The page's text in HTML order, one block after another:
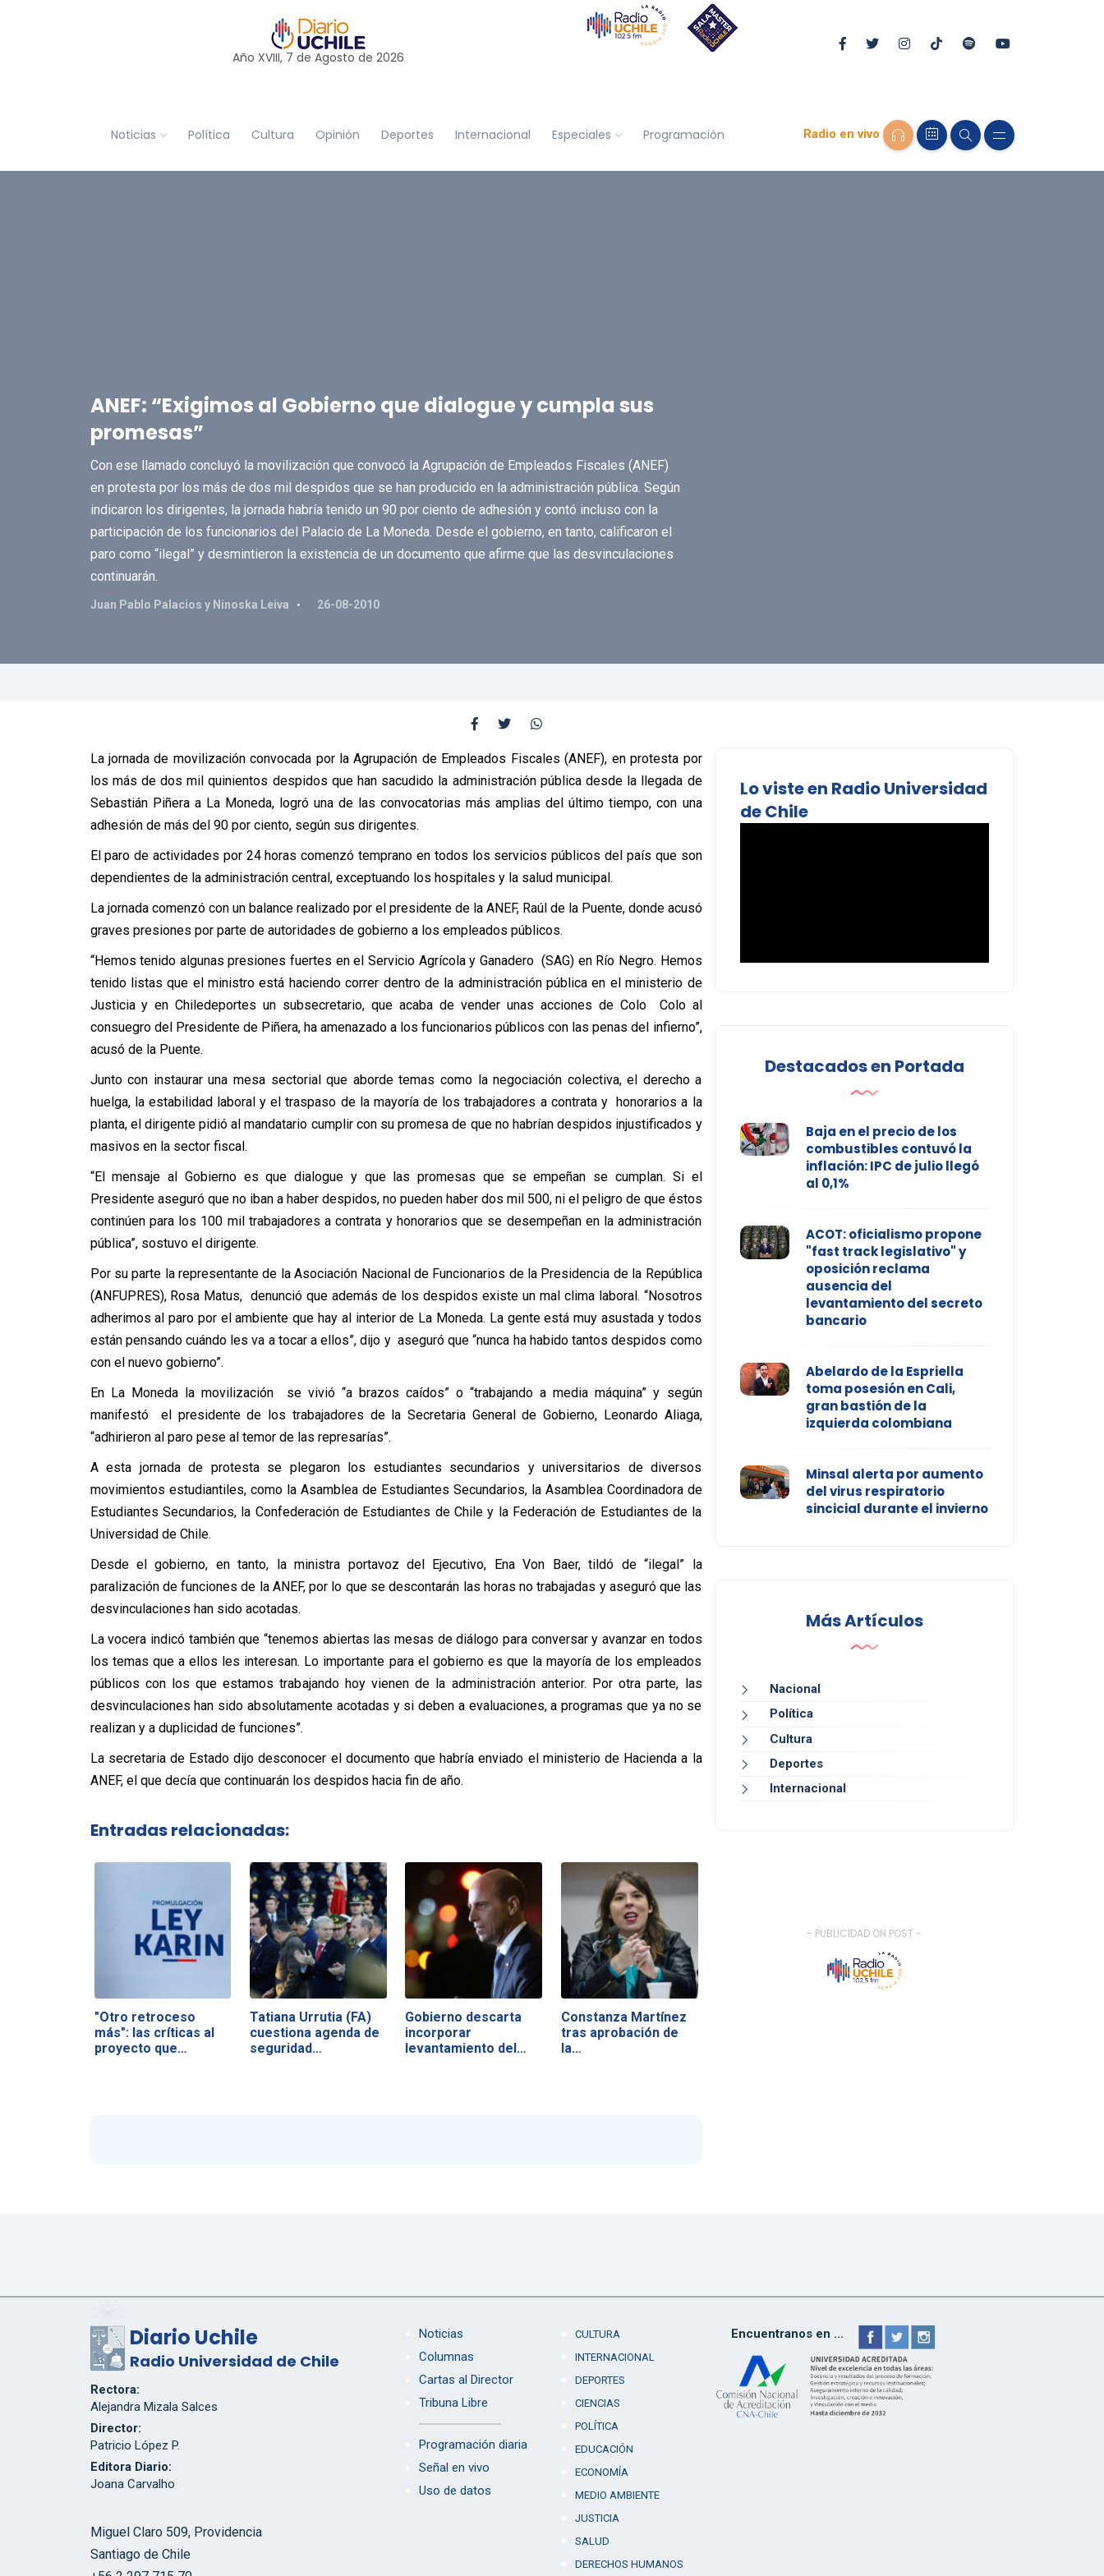
Año XVIII, 7 de Agosto de 2026
Noticias Política Cultura Opinión Deportes Internacional Especiales Programación Radio en vivo
ANEF: “Exigimos al Gobierno que dialogue y cumpla sus
promesas”
Con ese llamado concluyó la movilización que convocó la Agrupación de Empleados Fiscales (ANEF)
en protesta por los más de dos mil despidos que se han producido en la administración pública. Según
indicaron los dirigentes, la jornada habría tenido un 90 por ciento de adhesión y contó incluso con la
participación de los funcionarios del Palacio de La Moneda. Desde el gobierno, en tanto, calificaron el
paro como “ilegal” y desmintieron la existencia de un documento que afirme que las desvinculaciones
continuarán.
Juan Pablo Palacios y Ninoska Leiva 26-08-2010
La jornada de movilización convocada por la Agrupación de Empleados Fiscales (ANEF), en protesta por
los más de dos mil quinientos despidos que han sacudido la administración pública desde la llegada de
Sebastián Piñera a La Moneda, logró una de las convocatorias más amplias del último tiempo, con una
adhesión de más del 90 por ciento, según sus dirigentes.
El paro de actividades por 24 horas comenzó temprano en todos los servicios públicos del país que son
dependientes de la administración central, exceptuando los hospitales y la salud municipal.
La jornada comenzó con un balance realizado por el presidente de la ANEF, Raúl de la Puente, donde acusó
graves presiones por parte de autoridades de gobierno a los empleados públicos.
“Hemos tenido algunas presiones fuertes en el Servicio Agrícola y Ganadero (SAG) en Río Negro. Hemos
tenido listas que el ministro está haciendo correr dentro de la administración pública en el ministerio de
Justicia y en Chiledeportes un subsecretario, que acaba de vender unas acciones de Colo Colo al
consuegro del Presidente de Piñera, ha amenazado a los funcionarios públicos con las penas del infierno”,
acusó de la Puente.
Junto con instaurar una mesa sectorial que aborde temas como la negociación colectiva, el derecho a
huelga, la estabilidad laboral y el traspaso de la mayoría de los trabajadores a contrata y honorarios a la
planta, el dirigente pidió al mandatario cumplir con su promesa de que no habrían despidos injustificados y
masivos en la sector fiscal.
“El mensaje al Gobierno es que dialogue y que las promesas que se empeñan se cumplan. Si el
Presidente aseguró que no iban a haber despidos, no pueden haber dos mil 500, ni el peligro de que éstos
continúen para los 100 mil trabajadores a contrata y honorarios que se desempeñan en la administración
pública”, sostuvo el dirigente.
Por su parte la representante de la Asociación Nacional de Funcionarios de la Presidencia de la República
(ANFUPRES), Rosa Matus, denunció que además de los despidos existe un mal clima laboral. “Nosotros
adherimos al paro por el ambiente que hay al interior de La Moneda. La gente está muy asustada y todos
están pensando cuándo les va a tocar a ellos”, dijo y aseguró que “nunca ha habido tantos despidos como
con el nuevo gobierno”.
En La Moneda la movilización se vivió “a brazos caídos” o “trabajando a media máquina” y según
manifestó el presidente de los trabajadores de la Secretaria General de Gobierno, Leonardo Aliaga,
“adhirieron al paro pese al temor de las represarías”.
A esta jornada de protesta se plegaron los estudiantes secundarios y universitarios de diversos
movimientos estudiantiles, como la Asamblea de Estudiantes Secundarios, la Asamblea Coordinadora de
Estudiantes Secundarios, la Confederación de Estudiantes de Chile y la Federación de Estudiantes de la
Universidad de Chile.
Desde el gobierno, en tanto, la ministra portavoz del Ejecutivo, Ena Von Baer, tildó de “ilegal” la
paralización de funciones de la ANEF, por lo que se descontarán las horas no trabajadas y aseguró que las
desvinculaciones han sido acotadas.
La vocera indicó también que “tenemos abiertas las mesas de diálogo para conversar y avanzar en todos
los temas que a ellos les interesan. Lo importante para el gobierno es que la mayoría de los empleados
públicos con los que estamos trabajando hoy vienen de la administración anterior. Por otra parte, las
desvinculaciones han sido absolutamente acotadas y si deben a evaluaciones, a programas que ya no se
realizan y a duplicidad de funciones”.
La secretaria de Estado dijo desconocer el documento que habría enviado el ministerio de Hacienda a la
ANEF, el que decía que continuarán los despidos hacia fin de año.
Entradas relacionadas:
"Otro retroceso
más": las críticas al
proyecto que…
Tatiana Urrutia (FA)
cuestiona agenda de
seguridad…
Gobierno descarta
incorporar
levantamiento del…
Constanza Martínez
tras aprobación de
la…
Lo viste en Radio Universidad
de Chile
Destacados en Portada
Baja en el precio de los
combustibles contuvó la
inflación: IPC de julio llegó
al 0,1%
ACOT: oficialismo propone
"fast track legislativo" y
oposición reclama
ausencia del
levantamiento del secreto
bancario
Abelardo de la Espriella
toma posesión en Cali,
gran bastión de la
izquierda colombiana
Minsal alerta por aumento
del virus respiratorio
sincicial durante el invierno
Más Artículos
Nacional
Política
Cultura
Deportes
Internacional
- PUBLICIDAD ON POST -
Diario Uchile
Radio Universidad de Chile
Rectora:
Alejandra Mizala Salces
Director:
Patricio López P.
Editora Diario:
Joana Carvalho
Miguel Claro 509, Providencia
Santiago de Chile
Noticias
Columnas
Cartas al Director
Tribuna Libre
Programación diaria
Señal en vivo
Uso de datos
CULTURA
INTERNACIONAL
DEPORTES
CIENCIAS
POLÍTICA
EDUCACIÓN
ECONOMÍA
MEDIO AMBIENTE
JUSTICIA
SALUD
DERECHOS HUMANOS
Encuentranos en ...